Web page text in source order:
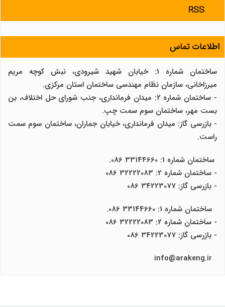
RSS
اطلاعات تماس
ساختمان شماره 1: خیابان شهید شیرودی، نبش کوچه مریم
میرزاخانی، سازمان نظام مهندسی ساختمان استان مرکزی.
- ساختمان شماره 2: میدان فرمانداری، جنب شورای حل اختلاف، بن
بست مهر، ساختمان سوم سمت چپ.
- بازرسی گاز: میدان فرمانداری، خیابان جماران، ساختمان سوم سمت
راست.
ساختمان شماره 1: 33144660 086.
- ساختمان شماره 2: 32222083 086
- بازرسی گاز: 34223077 086
ساختمان شماره 1: 33144660 086.
- ساختمان شماره 2: 32222083 086
- بازرسی گاز: 34223077 086